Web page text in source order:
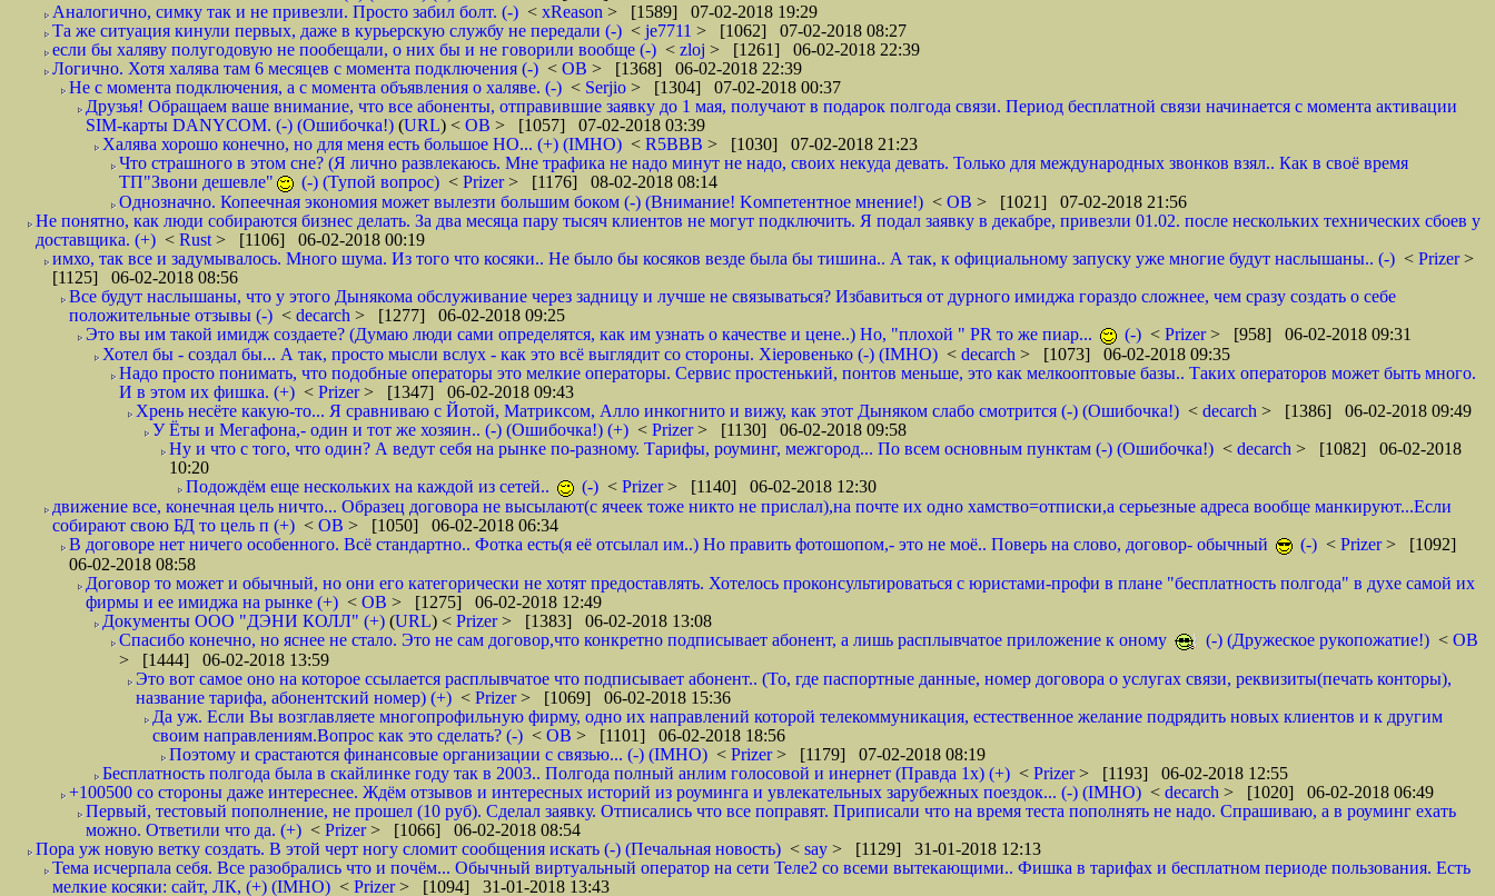
Аналогично, симку так и не привезли. Просто забил болт. (-) < xReason > [1589] 07-02-2018 19:29
Та же ситуация кинули первых, даже в курьерскую службу не передали (-) < je7711 > [1062] 07-02-2018 08:27
если бы халяву полугодовую не пообещали, о них бы и не говорили вообще (-) < zloj > [1261] 06-02-2018 22:39
Логично. Хотя халява там 6 месяцев с момента подключения (-) < ОВ > [1368] 06-02-2018 22:39
Не с момента подключения, а с момента объявления о халяве. (-) < Serjio > [1304] 07-02-2018 00:37
Друзья! Обращаем ваше внимание, что все абоненты, отправившие заявку до 1 мая, получают в подарок полгода связи. Период бесплатной связи начинается с момента активации
SIM-карты DANYCOM. (-) (Ошибочка!) (URL) < ОВ > [1057] 07-02-2018 03:39
Халява хорошо конечно, но для меня есть большое НО... (+) (IMHO) < R5BBB > [1030] 07-02-2018 21:23
Что страшного в этом сне? (Я лично развлекаюсь. Мне трафика не надо минут не надо, своих некуда девать. Только для международных звонков взял.. Как в своё время
ТП"Звони дешевле"
(-) (Тупой вопрос) < Prizer> [1176] 08-02-2018 08:14
Однозначно. Копеечная экономия может вылезти большим боком (-) (Внимание! Kомпетентное мнение!) < ОВ > [1021] 07-02-2018 21:56
Не понятно, как люди собираются бизнес делать. За два месяца пару тысяч клиентов не могут подключить. Я подал заявку в декабре, привезли 01.02. после нескольких технических сбоев у
доставщика. (+) < Rust > [1106] 06-02-2018 00:19
имхо, так все и задумывалось. Много шума. Из того что косяки.. Не было бы косяков везде была бы тишина.. А так, к официальному запуску уже многие будут наслышаны.. (-) < Prizer>
[1125] 06-02-2018 08:56
Все будут наслышаны, что у этого Дынякома обслуживание через задницу и лучше не связываться? Избавиться от дурного имиджа гораздо сложнее, чем сразу создать о себе
положительные отзывы (-) < decarch > [1277] 06-02-2018 09:25
Это вы им такой имидж создаете? (Думаю люди сами определятся, как им узнать о качестве и цене..) Но, "плохой " PR то же пиар...
(-) < Prizer> [958] 06-02-2018 09:31
Хотел бы - создал бы... А так, просто мысли вслух - как это всё выглядит со стороны. Хieровенько (-) (IMHO) < decarch > [1073] 06-02-2018 09:35
Надо просто понимать, что подобные операторы это мелкие операторы. Сервис простенький, понтов меньше, это как мелкооптовые базы.. Таких операторов может быть много.
И в этом их фишка. (+) < Prizer> [1347] 06-02-2018 09:43
Хрень несёте какую-то... Я сравниваю с Йотой, Матриксом, Алло инкогнито и вижу, как этот Дыняком слабо смотрится (-) (Ошибочка!) < decarch > [1386] 06-02-2018 09:49
У Ёты и Мегафона,- один и тот же хозяин.. (-) (Ошибочка!) (+) < Prizer> [1130] 06-02-2018 09:58
Ну и что с того, что один? А ведут себя на рынке по-разному. Тарифы, роуминг, межгород... По всем основным пунктам (-) (Ошибочка!) < decarch > [1082] 06-02-2018
10:20
Подождём еще нескольких на каждой из сетей..
(-) < Prizer> [1140] 06-02-2018 12:30
движение все, конечная цель ничто... Образец договора не высылают(с ячеек тоже никто не прислал),на почте их одно хамство=отписки,а серьезные адреса вообще манкируют...Если
собирают свою БД то цель п (+) < ОВ > [1050] 06-02-2018 06:34
В договоре нет ничего особенного. Всё стандартно.. Фотка есть(я её отсылал им..) Но править фотошопом,- это не моё.. Поверь на слово, договор- обычный
(-) < Prizer> [1092]
06-02-2018 08:58
Договор то может и обычный, но они его категорически не хотят предоставлять. Хотелось проконсультироваться с юристами-профи в плане "бесплатность полгода" в духе самой их
фирмы и ее имиджа на рынке (+) < ОВ > [1275] 06-02-2018 12:49
Документы ООО "ДЭНИ КОЛЛ" (+) (URL) < Prizer> [1383] 06-02-2018 13:08
Спасибо конечно, но яснее не стало. Это не сам договор,что конкретно подписывает абонент, а лишь расплывчатое приложение к оному
(-) (Дружеское рукопожатие!) < ОВ
> [1444] 06-02-2018 13:59
Это вот самое оно на которое ссылается расплывчатое что подписывает абонент.. (То, где паспортные данные, номер договора о услугах связи, реквизиты(печать конторы),
название тарифа, абонентский номер) (+) < Prizer> [1069] 06-02-2018 15:36
Да уж. Если Вы возглавляете многопрофильную фирму, одно их направлений которой телекоммуникация, естественное желание подрядить новых клиентов и к другим
своим направлениям.Вопрос как это сделать? (-) < ОВ > [1101] 06-02-2018 18:56
Поэтому и срастаются финансовые организации с связью... (-) (IMHO) < Prizer> [1179] 07-02-2018 08:19
Бесплатность полгода была в скайлинке году так в 2003.. Полгода полный анлим голосовой и инернет (Правда 1х) (+) < Prizer> [1193] 06-02-2018 12:55
+100500 со стороны даже интереснее. Ждём отзывов и интересных историй из роуминга и увлекательных зарубежных поездок... (-) (IMHO) < decarch > [1020] 06-02-2018 06:49
Первый, тестовый пополнение, не прошел (10 руб). Сделал заявку. Отписались что все поправят. Приписали что на время теста пополнять не надо. Спрашиваю, а в роуминг ехать
можно. Ответили что да. (+) < Prizer> [1066] 06-02-2018 08:54
Пора уж новую ветку создать. В этой черт ногу сломит сообщения искать (-) (Печальная новость) < say > [1129] 31-01-2018 12:13
Тема исчерпала себя. Все разобрались что и почём... Обычный виртуальный оператор на сети Теле2 со всеми вытекающими.. Фишка в тарифах и бесплатном периоде пользования. Есть
мелкие косяки: сайт, ЛК, (+) (IMHO) < Prizer> [1094] 31-01-2018 13:43